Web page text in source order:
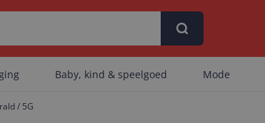
Baby, kind & speelgoed Mode
/ 5G